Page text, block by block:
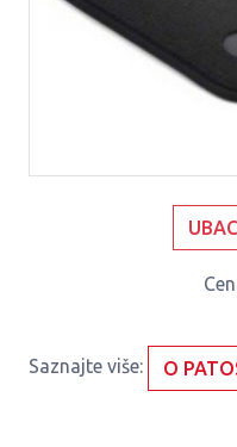
Saznajte više: O